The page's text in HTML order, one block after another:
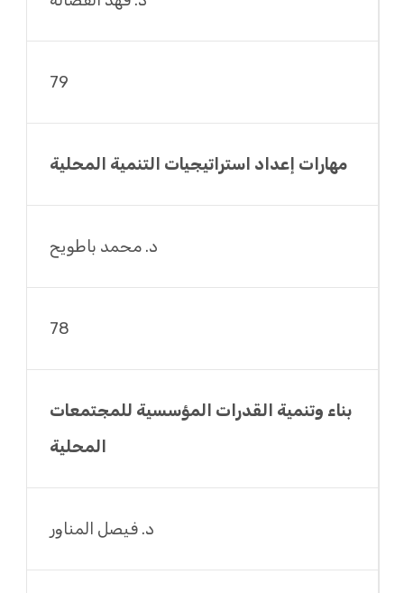
79
مهارات إعداد استراتيجيات التنمية المحلية
د. محمد باطويح
78
بناء وتنمية القدرات المؤسسية للمجتمعات
المحلية
د. فيصل المناور